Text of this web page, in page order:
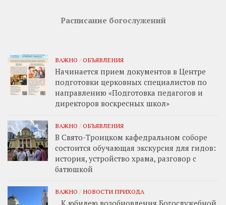
Расписание богослужений
ВАЖНО / ОБЪЯВЛЕНИЯ
Начинается прием документов в Центре
подготовки церковных специалистов по
направлению «Подготовка педагогов и
директоров воскресных школ»
ВАЖНО / ОБЪЯВЛЕНИЯ
В Свято-Троицком кафедральном соборе
состоится обучающая экскурсия для гидов:
история, устройство храма, разговор с
батюшкой
ВАЖНО / НОВОСТИ ПРИХОДА
К юбилею возобновления Богослужебной